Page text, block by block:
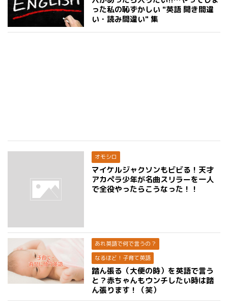
った私の恥ずかしい "英語 聞き間違
い・読み間違い" 集
オモシロ
マイケルジャクソンもビビる！天才
アカペラ少年が名曲スリラーを一人
で全役やったらこうなった！！
あれ英語で何で言うの？
なるほど！子育て英語
踏ん張る（大便の時）を英語で言う
と？赤ちゃんもウンチしたい時は踏
ん張ります！（笑）